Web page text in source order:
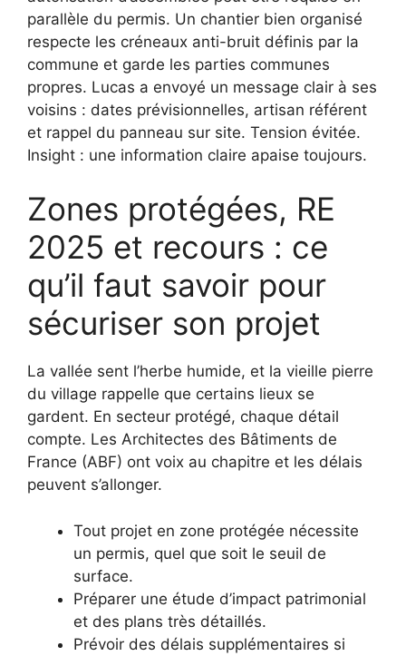
parallèle du permis. Un chantier bien organisé
respecte les créneaux anti-bruit définis par la
commune et garde les parties communes
propres. Lucas a envoyé un message clair à ses
voisins : dates prévisionnelles, artisan référent
et rappel du panneau sur site. Tension évitée.
Insight : une information claire apaise toujours.
Zones protégées, RE
2025 et recours : ce
qu’il faut savoir pour
sécuriser son projet
La vallée sent l’herbe humide, et la vieille pierre
du village rappelle que certains lieux se
gardent. En secteur protégé, chaque détail
compte. Les Architectes des Bâtiments de
France (ABF) ont voix au chapitre et les délais
peuvent s’allonger.
Tout projet en zone protégée nécessite
un permis, quel que soit le seuil de
surface.
Préparer une étude d’impact patrimonial
et des plans très détaillés.
Prévoir des délais supplémentaires si